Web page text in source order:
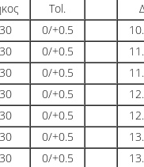
Tol.
0/+0.5
0/+0.5
0/+0.5
0/+0.5
0/+0.5
0/+0.5
0/+0.5